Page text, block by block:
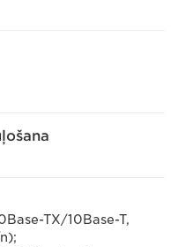
TX/10Base-T,